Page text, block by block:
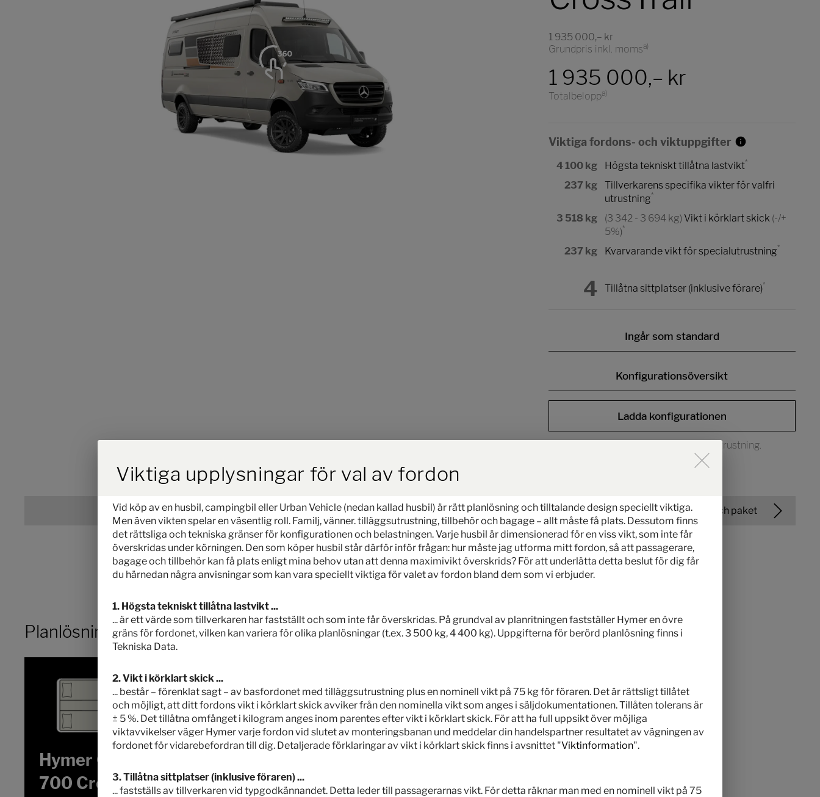
1 935 000,– kr
Grundpris inkl. momsa)
1 935 000,– kr
Totalbeloppa)
Viktiga fordons- och viktuppgifter
4 100 kg Högsta tekniskt tillåtna lastvikt*
237 kg
Tillverkarens specifika vikter för valfri
utrustning*
3 518 kg (3 342 - 3 694 kg) Vikt i körklart skick(-/+
5%)*
237 kg Kvarvarande vikt för specialutrustning*
4 Tillåtna sittplatser (inklusive förare)*
Ingår som standard
Konfigurationsöversikt
Ladda konfigurationen
Avbildningen kan innehålla tilläggsutrustning.
Steg 1 / 12
Modell Utgåvor och paket
Planlösning
Hymer Grand Canyon S
700 CrossTrail
Durch Scrolling wird der Button zum Akzeptieren der Hinweise im Overlay
Viktiga upplysningar för val av fordon
Vid köp av en husbil, campingbil eller Urban Vehicle (nedan kallad husbil) är rätt planlösning och tilltalande design speciellt viktiga.
Men även vikten spelar en väsentlig roll. Familj, vänner. tilläggsutrustning, tillbehör och bagage – allt måste få plats. Dessutom finns
det rättsliga och tekniska gränser för konfigurationen och belastningen. Varje husbil är dimensionerad för en viss vikt, som inte får
överskridas under körningen. Den som köper husbil står därför inför frågan: hur måste jag utforma mitt fordon, så att passagerare,
bagage och tillbehör kan få plats enligt mina behov utan att denna maximivikt överskrids? För att underlätta detta beslut för dig får
du härnedan några anvisningar som kan vara speciellt viktiga för valet av fordon bland dem som vi erbjuder.
1. Högsta tekniskt tillåtna lastvikt ...
... är ett värde som tillverkaren har fastställt och som inte får överskridas. På grundval av planritningen fastställer Hymer en övre
gräns för fordonet, vilken kan variera för olika planlösningar (t.ex. 3 500 kg, 4 400 kg). Uppgifterna för berörd planlösning finns i
Tekniska Data.
2. Vikt i körklart skick ...
... består – förenklat sagt – av basfordonet med tilläggsutrustning plus en nominell vikt på 75 kg för föraren. Det är rättsligt tillåtet
och möjligt, att ditt fordons vikt i körklart skick avviker från den nominella vikt som anges i säljdokumentationen. Tillåten tolerans är
± 5 %. Det tillåtna omfånget i kilogram anges inom parentes efter vikt i körklart skick. För att ha full uppsikt över möjliga
viktavvikelser väger Hymer varje fordon vid slutet av monteringsbanan und meddelar din handelspartner resultatet av vägningen av
fordonet för vidarebefordran till dig. Detaljerade förklaringar av vikt i körklart skick finns i avsnittet "Viktinformation".
3. Tillåtna sittplatser (inklusive föraren) ...
... fastställs av tillverkaren vid typgodkännandet. Detta leder till passagerarnas vikt. För detta räknar man med en nominell vikt på 75